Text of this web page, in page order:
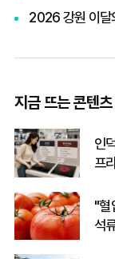
2026 강원 이달의 추천 여
지금 뜨는 콘텐츠
인
프
"혈
석